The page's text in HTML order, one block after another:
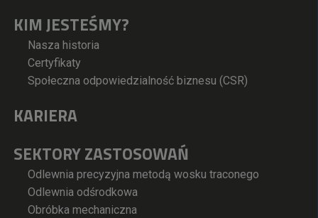
KIM JESTEŚMY?
Nasza historia
Certyfikaty
Społeczna odpowiedzialność biznesu (CSR)
KARIERA
SEKTORY ZASTOSOWAŃ
Odlewnia precyzyjna metodą wosku traconego
Odlewnia odśrodkowa
Obróbka mechaniczna